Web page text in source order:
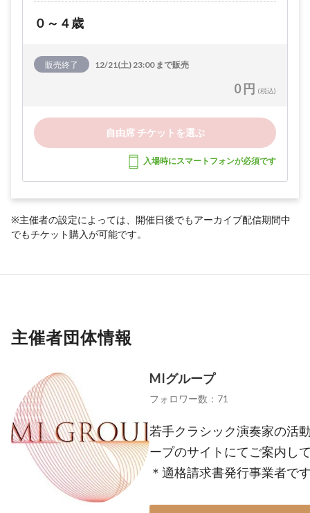
０～４歳
販売終了 12/21(土) 23:00 まで販売
0 円 (税込)
自由席 チケットを選ぶ
入場時にスマートフォンが必須です
※主催者の設定によっては、開催日後でもアーカイブ配信期間中
でもチケット購入が可能です。
主催者団体情報
MIグループ
フォロワー数：71
若手クラシック演奏家の活
ープのサイトにてご案内し
＊適格請求書発行事業者で